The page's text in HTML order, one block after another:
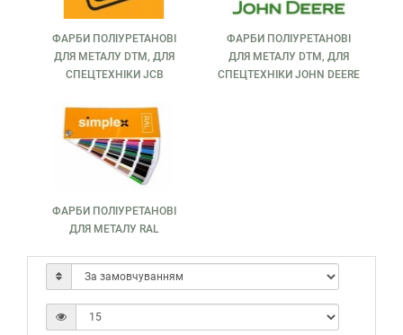
ФАРБИ ПОЛІУРЕТАНОВІ
ДЛЯ МЕТАЛУ DTM, ДЛЯ
СПЕЦТЕХНІКИ JCB
ФАРБИ ПОЛІУРЕТАНОВІ
ДЛЯ МЕТАЛУ DTM, ДЛЯ
СПЕЦТЕХНІКИ JOHN DEERE
ФАРБИ ПОЛІУРЕТАНОВІ
ДЛЯ МЕТАЛУ RAL